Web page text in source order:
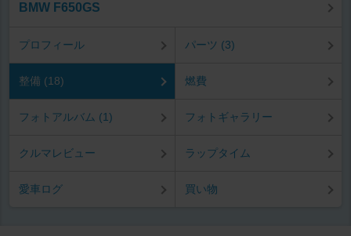
BMW F650GS
プロフィール パーツ (3)
整備 (18) 燃費
フォトアルバム (1) フォトギャラリー
クルマレビュー ラップタイム
愛車ログ 買い物